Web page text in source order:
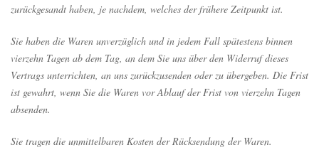
zurückgesandt haben, je nachdem, welches der frühere Zeitpunkt ist.
Sie haben die Waren unverzüglich und in jedem Fall spätestens binnen
vierzehn Tagen ab dem Tag, an dem Sie uns über den Widerruf dieses
Vertrags unterrichten, an uns zurückzusenden oder zu übergeben. Die Frist
ist gewahrt, wenn Sie die Waren vor Ablauf der Frist von vierzehn Tagen
absenden.
Sie tragen die unmittelbaren Kosten der Rücksendung der Waren.